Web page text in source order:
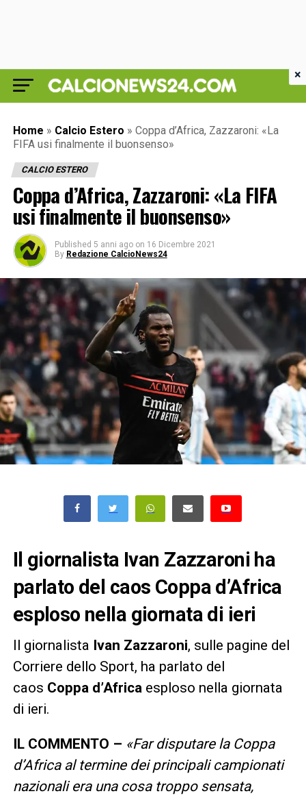
Home » Calcio Estero » Coppa d’Africa, Zazzaroni: «La
FIFA usi finalmente il buonsenso»
CALCIO ESTERO
Coppa d’Africa, Zazzaroni: «La FIFA
usi finalmente il buonsenso»
Published 5 anni ago on 16 Dicembre 2021
By Redazione CalcioNews24
Il giornalista Ivan Zazzaroni ha
parlato del caos Coppa d’Africa
esploso nella giornata di ieri
Il giornalista Ivan Zazzaroni, sulle pagine del
Corriere dello Sport, ha parlato del
caos Coppa d’Africa esploso nella giornata
di ieri.
IL COMMENTO – «Far disputare la Coppa
d’Africa al termine dei principali campionati
nazionali era una cosa troppo sensata,
×